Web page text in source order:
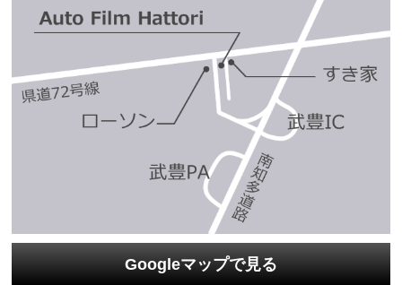
Googleマップで見る